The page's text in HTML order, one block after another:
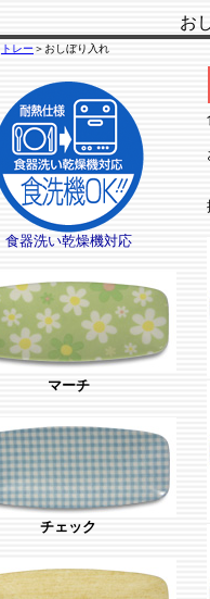
お
トレー＞おしぼり入れ
食器洗い乾燥機対応
マーチ
チェック